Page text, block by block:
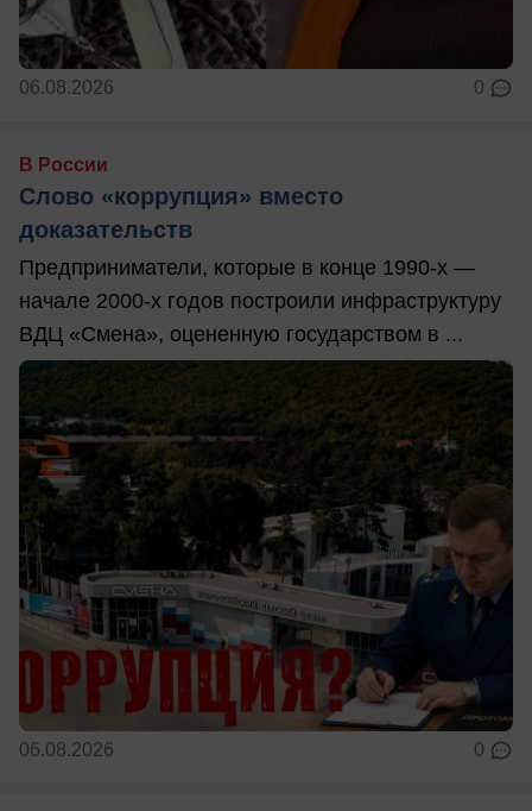
06.08.2026 0
В России
Слово «коррупция» вместо
доказательств
Предприниматели, которые в конце 1990-х —
начале 2000-х годов построили инфраструктуру
ВДЦ «Смена», оцененную государством в ...
06.08.2026 0